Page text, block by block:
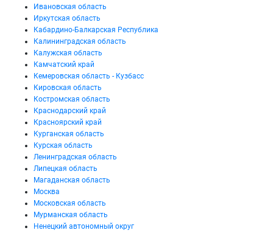
Ивановская область
Иркутская область
Кабардино-Балкарская Республика
Калининградская область
Калужская область
Камчатский край
Кемеровская область - Кузбасс
Кировская область
Костромская область
Краснодарский край
Красноярский край
Курганская область
Курская область
Ленинградская область
Липецкая область
Магаданская область
Москва
Московская область
Мурманская область
Ненецкий автономный округ